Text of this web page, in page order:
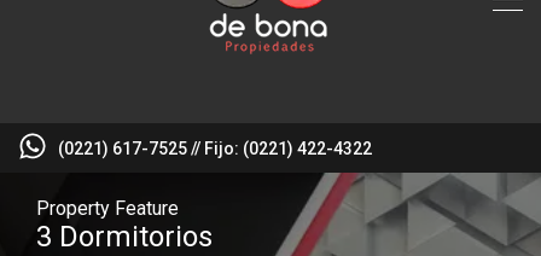
(0221) 617-7525 // Fijo: (0221) 422-4322
Property Feature
3 Dormitorios